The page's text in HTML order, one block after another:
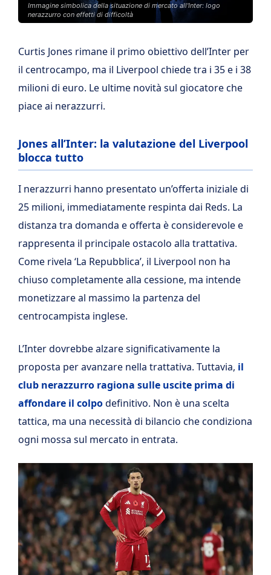
Immagine simbolica della situazione di mercato all'Inter: logo
nerazzurro con effetti di difficoltà
Curtis Jones rimane il primo obiettivo dell’Inter per
il centrocampo, ma il Liverpool chiede tra i 35 e i 38
milioni di euro. Le ultime novità sul giocatore che
piace ai nerazzurri.
Jones all’Inter: la valutazione del Liverpool
blocca tutto
I nerazzurri hanno presentato un’offerta iniziale di
25 milioni, immediatamente respinta dai Reds. La
distanza tra domanda e offerta è considerevole e
rappresenta il principale ostacolo alla trattativa.
Come rivela ‘La Repubblica’, il Liverpool non ha
chiuso completamente alla cessione, ma intende
monetizzare al massimo la partenza del
centrocampista inglese.
L’Inter dovrebbe alzare significativamente la
proposta per avanzare nella trattativa. Tuttavia, il
club nerazzurro ragiona sulle uscite prima di
affondare il colpodefinitivo. Non è una scelta
tattica, ma una necessità di bilancio che condiziona
ogni mossa sul mercato in entrata.